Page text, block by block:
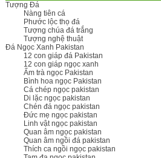
Tượng Đá
Nàng tiên cá
Phước lộc thọ đá
Tượng chúa đá trắng
Tượng nghệ thuật
Đá Ngọc Xanh Pakistan
12 con giáp đá Pakistan
12 con giáp ngọc xanh
Ấm trà ngọc Pakistan
Bình hoa ngọc Pakistan
Cá chép ngọc pakistan
Di lặc ngọc pakistan
Chén đá ngọc pakistan
Đức mẹ ngọc pakistan
Linh vật ngọc pakistan
Quan âm ngọc pakistan
Quan âm ngồi đá pakistan
Thích ca ngồi ngọc pakistan